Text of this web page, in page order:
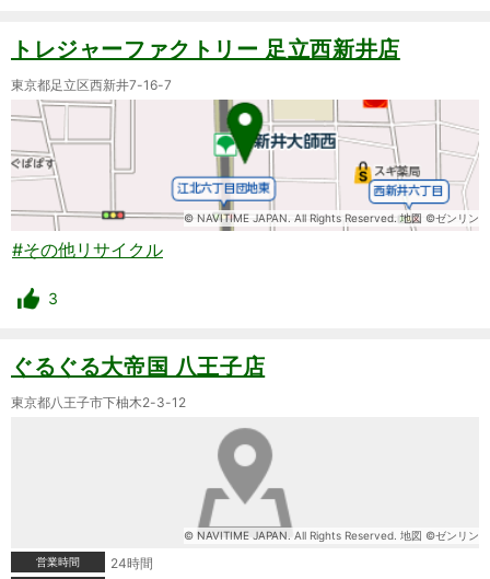
トレジャーファクトリー 足立西新井店
東京都足立区西新井7-16-7
© NAVITIME JAPAN. All Rights Reserved. 地図 ©ゼンリン
#その他リサイクル
3
ぐるぐる大帝国 八王子店
東京都八王子市下柚木2-3-12
© NAVITIME JAPAN. All Rights Reserved. 地図 ©ゼンリン
営業時間
24時間